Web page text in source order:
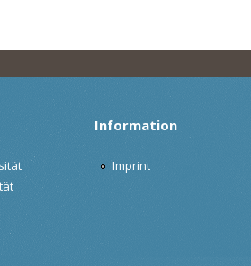
Information
Imprint